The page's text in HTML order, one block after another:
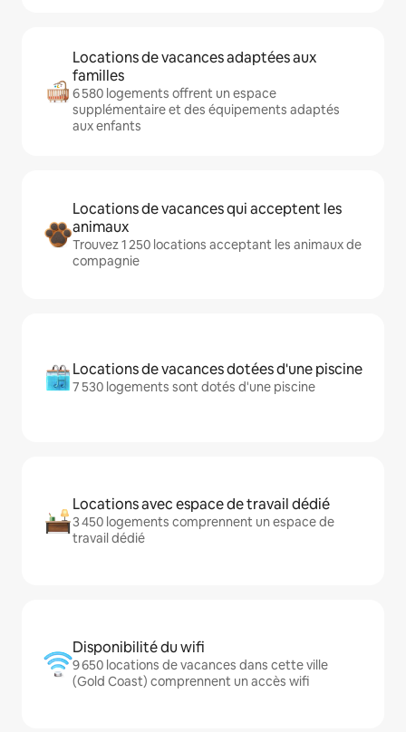
Locations de vacances adaptées aux
familles
6 580 logements offrent un espace
supplémentaire et des équipements adaptés
aux enfants
Locations de vacances qui acceptent les
animaux
Trouvez 1 250 locations acceptant les animaux de
compagnie
Locations de vacances dotées d'une piscine
7 530 logements sont dotés d'une piscine
Locations avec espace de travail dédié
3 450 logements comprennent un espace de
travail dédié
Disponibilité du wifi
9 650 locations de vacances dans cette ville
(Gold Coast) comprennent un accès wifi